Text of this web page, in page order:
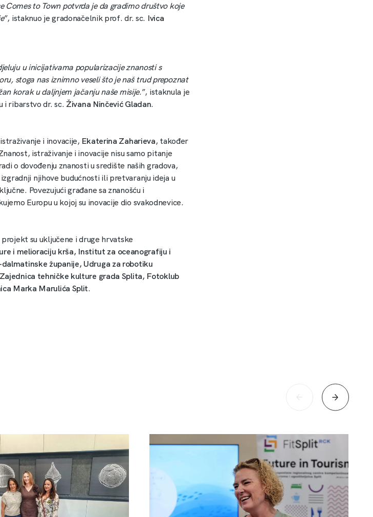
Comes to Town potvrda je da gradimo društvo koje
”, istaknuo je gradonačelnik prof. dr. sc. Ivica
u inicijativama popularizacije znanosti s
stoga nas iznimno veseli što je naš trud prepoznat
korak u daljnjem jačanju naše misije.”, istaknula je
i ribarstvo dr. sc. Živana Ninčević Gladan.
i inovacije, Ekaterina Zaharieva, također
istraživanje i inovacije nisu samo pitanje
o dovođenju znanosti u središte naših gradova,
njihove budućnosti ili pretvaranju ideja u
Povezujući građane sa znanošću i
Europu u kojoj su inovacije dio svakodnevice.
su uključene i druge hrvatske
i melioraciju krša, Institut za oceanografiju i
županije, Udruga za robotiku
tehničke kulture grada Splita, Fotoklub
Marka Marulića Split.